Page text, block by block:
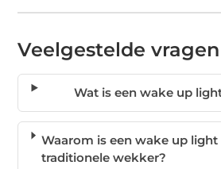
Veelgestelde vragen
Wat is een wake up
Waarom is een wake up light
traditionele wekker?